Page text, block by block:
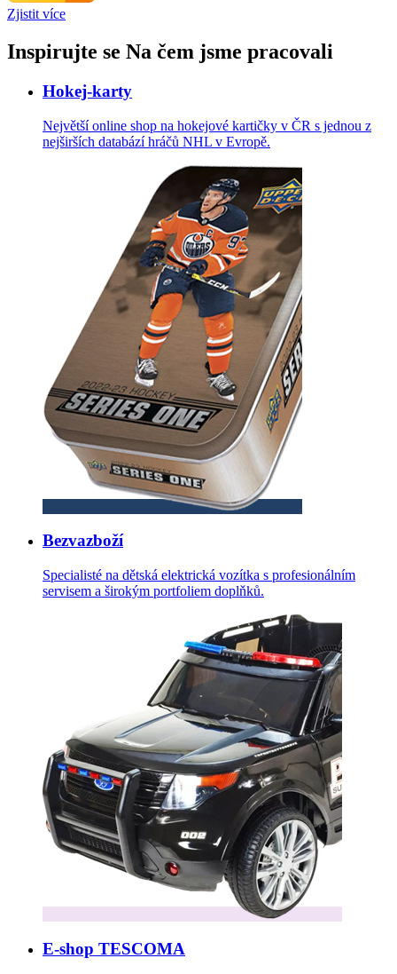
Zjistit více
Inspirujte se Na čem jsme pracovali
Hokej-karty
Největší online shop na hokejové kartičky v ČR s jednou z
nejširších databází hráčů NHL v Evropě.
Bezvazboží
Specialisté na dětská elektrická vozítka s profesionálním
servisem a širokým portfoliem doplňků.
E-shop TESCOMA